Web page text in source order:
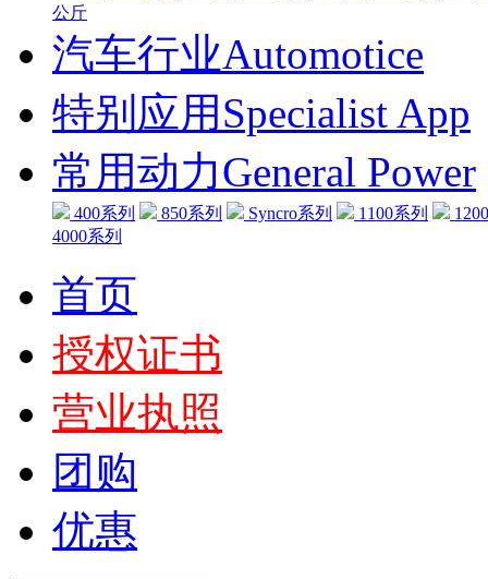
公斤
汽车行业Automotice
特别应用Specialist App
常用动力General Power
400系列 850系列 Syncro系列 1100系列
4000系列
首页
授权证书
营业执照
团购
优惠